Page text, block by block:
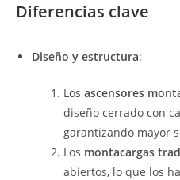
Diferencias clave
Diseño y estructura:
Los ascensores
diseño cerrado con
garantizando mayor
Los montacargas
abiertos, lo que los